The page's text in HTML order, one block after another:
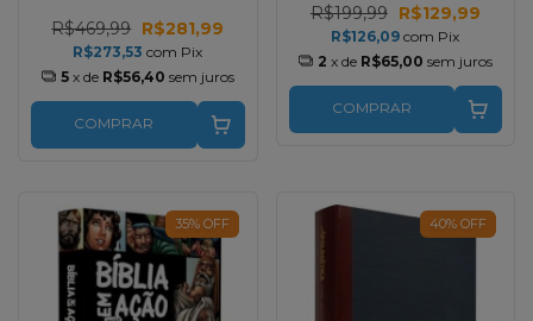
R$469,99 R$281,99
R$273,53com Pix
5 x de R$56,40 sem juros
COMPRAR
R$199,99 R$129,99
R$126,09com Pix
2 x de R$65,00 sem juros
COMPRAR
35% OFF 40% OFF